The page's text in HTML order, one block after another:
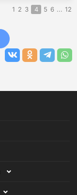
1 2 3 4 5 6 ... 12